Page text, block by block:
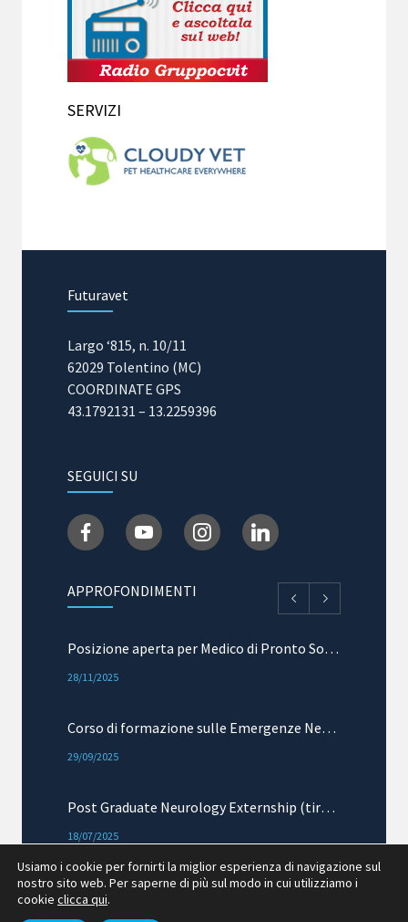
SERVIZI
Futuravet
Largo ‘815, n. 10/11
62029 Tolentino (MC)
COORDINATE GPS
43.1792131 – 13.2259396
SEGUICI SU
APPROFONDIMENTI
Posizione aperta per Medico di Pronto Soccorso e Terapia Intensiva
28/11/2025
Corso di formazione sulle Emergenze Neurologiche: mielopatie acute
29/09/2025
Post Graduate Neurology Externship (tirocinio esterno)
18/07/2025
Seminario di riproduzione
Usiamo i cookie per fornirti la miglior esperienza di navigazione sul
nostro sito web. Per saperne di più sul modo in cui utilizziamo i
cookie clicca qui.